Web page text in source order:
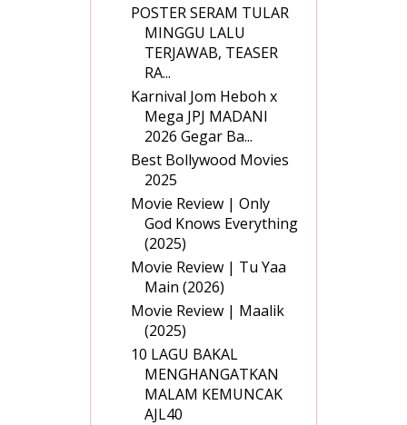
POSTER SERAM TULAR
MINGGU LALU
TERJAWAB, TEASER
RA...
Karnival Jom Heboh x
Mega JPJ MADANI
2026 Gegar Ba...
Best Bollywood Movies
2025
Movie Review | Only
God Knows Everything
(2025)
Movie Review | Tu Yaa
Main (2026)
Movie Review | Maalik
(2025)
10 LAGU BAKAL
MENGHANGATKAN
MALAM KEMUNCAK
AJL40